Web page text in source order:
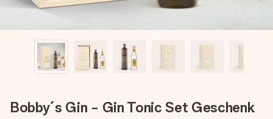
Bobby´s Gin - Gin Tonic Set Geschenk